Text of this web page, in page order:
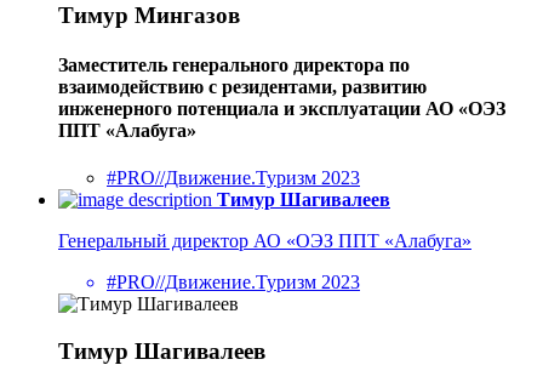
Тимур Мингазов
Заместитель генерального директора по
взаимодействию с резидентами, развитию
инженерного потенциала и эксплуатации АО «ОЭЗ
ППТ «Алабуга»
#PRO//Движение.Туризм 2023
Тимур Шагивалеев
Генеральный директор АО «ОЭЗ ППТ «Алабуга»
#PRO//Движение.Туризм 2023
Тимур Шагивалеев